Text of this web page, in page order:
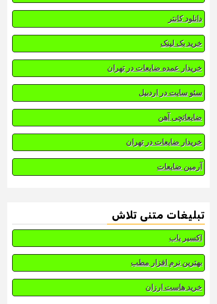
دانلود کانتر
خرید بک لینک
خریدار عمده ضایعات در تهران
سئو سایت در اردبیل
ضایعاتچی آهن
خریدار ضایعات در تهران
آرمین ضایعات
تبلیغات متنی تلاش
اکسیر یاب
بهترین نرم افزار مطب
خرید هاست ارزان